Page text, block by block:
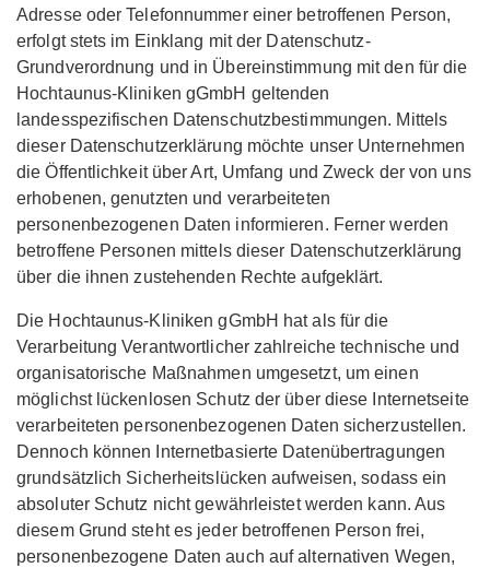
Adresse oder Telefonnummer einer betroffenen Person,
erfolgt stets im Einklang mit der Datenschutz-
Grundverordnung und in Übereinstimmung mit den für die
Hochtaunus-Kliniken gGmbH geltenden
landesspezifischen Datenschutzbestimmungen. Mittels
dieser Datenschutzerklärung möchte unser Unternehmen
die Öffentlichkeit über Art, Umfang und Zweck der von uns
erhobenen, genutzten und verarbeiteten
personenbezogenen Daten informieren. Ferner werden
betroffene Personen mittels dieser Datenschutzerklärung
über die ihnen zustehenden Rechte aufgeklärt.
Die Hochtaunus-Kliniken gGmbH hat als für die
Verarbeitung Verantwortlicher zahlreiche technische und
organisatorische Maßnahmen umgesetzt, um einen
möglichst lückenlosen Schutz der über diese Internetseite
verarbeiteten personenbezogenen Daten sicherzustellen.
Dennoch können Internetbasierte Datenübertragungen
grundsätzlich Sicherheitslücken aufweisen, sodass ein
absoluter Schutz nicht gewährleistet werden kann. Aus
diesem Grund steht es jeder betroffenen Person frei,
personenbezogene Daten auch auf alternativen Wegen,